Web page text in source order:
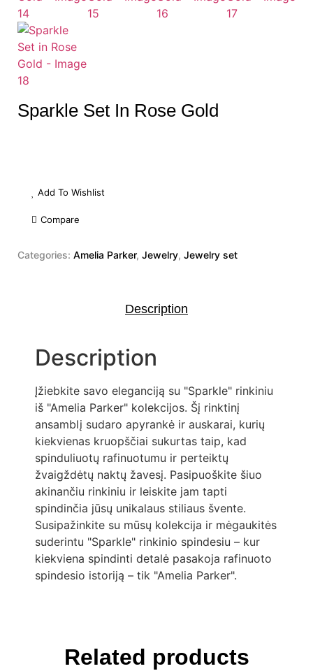
Sparkle Set In Rose Gold
Add To Wishlist
Compare
Categories: Amelia Parker, Jewelry, Jewelry set
Description
Description
Įžiebkite savo eleganciją su "Sparkle" rinkiniu
iš "Amelia Parker" kolekcijos. Šį rinktinį
ansamblį sudaro apyrankė ir auskarai, kurių
kiekvienas kruopščiai sukurtas taip, kad
spinduliuotų rafinuotumu ir perteiktų
žvaigždėtų naktų žavesį. Pasipuoškite šiuo
akinančiu rinkiniu ir leiskite jam tapti
spindinčia jūsų unikalaus stiliaus švente.
Susipažinkite su mūsų kolekcija ir mėgaukitės
suderintu "Sparkle" rinkinio spindesiu – kur
kiekviena spindinti detalė pasakoja rafinuoto
spindesio istoriją – tik "Amelia Parker".
Related products